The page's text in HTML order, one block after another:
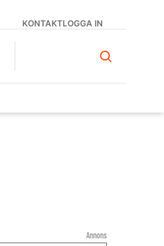
KONTAKTLOGGA IN
Annons